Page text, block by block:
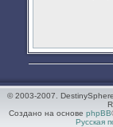
© 2003-2007.
Создано на основе phpBB
Русская